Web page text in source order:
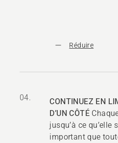
Réduire
04.
CONTINUEZ EN
D’UN CÔTÉ
jusqu’à ce
important que